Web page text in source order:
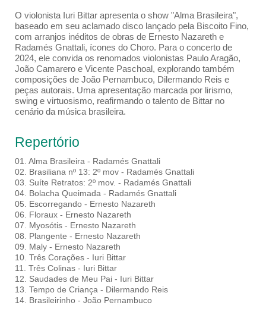
O violonista Iuri Bittar apresenta o show "Alma Brasileira",
baseado em seu aclamado disco lançado pela Biscoito Fino,
com arranjos inéditos de obras de Ernesto Nazareth e
Radamés Gnattali, ícones do Choro. Para o concerto de
2024, ele convida os renomados violonistas Paulo Aragão,
João Camarero e Vicente Paschoal, explorando também
composições de João Pernambuco, Dilermando Reis e
peças autorais. Uma apresentação marcada por lirismo,
swing e virtuosismo, reafirmando o talento de Bittar no
cenário da música brasileira.
Repertório
01. Alma Brasileira - Radamés Gnattali
02. Brasiliana nº 13: 2º mov - Radamés Gnattali
03. Suíte Retratos: 2º mov. - Radamés Gnattali
04. Bolacha Queimada - Radamés Gnattali
05. Escorregando - Ernesto Nazareth
06. Floraux - Ernesto Nazareth
07. Myosótis - Ernesto Nazareth
08. Plangente - Ernesto Nazareth
09. Maly - Ernesto Nazareth
10. Três Corações - Iuri Bittar
11. Três Colinas - Iuri Bittar
12. Saudades de Meu Pai - Iuri Bittar
13. Tempo de Criança - Dilermando Reis
14. Brasileirinho - João Pernambuco